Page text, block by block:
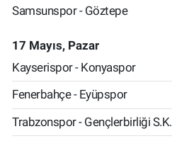
Samsunspor - Göztepe
17 Mayıs, Pazar
Kayserispor - Konyaspor
Fenerbahçe - Eyüpspor
Trabzonspor - Gençlerbirliği S.K.